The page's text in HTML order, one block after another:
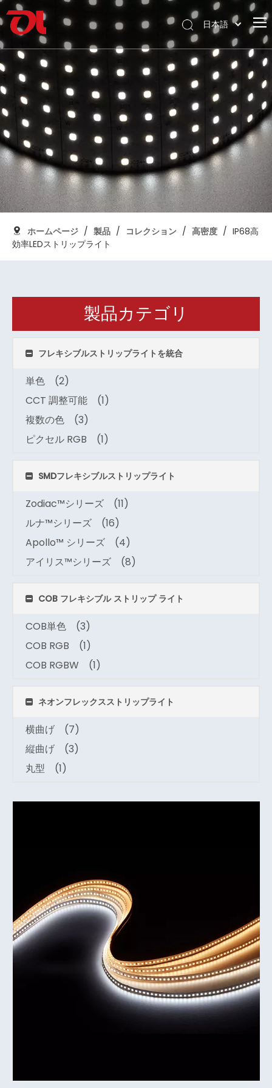
ホームページ
私たちに関しては
製品
応用
サポート
ダウンロード
ブログ
コンタクト
日本語
العربية
Français
Pусский
Español
Português
Deutsch
Italiano
한국어
Nederlands
ホームページ / 製品 / コレクション / 高密度 / IP68高
効率LEDストリップライト
製品カテゴリ
フレキシブルストリップライトを統合
単色
(2)
CCT 調整可能
(1)
複数の色
(3)
ピクセル RGB
(1)
SMDフレキシブルストリップライト
Zodiac™シリーズ
(11)
ルナ™シリーズ
(16)
Apollo™ シリーズ
(4)
アイリス™シリーズ
(8)
COB フレキシブル ストリップ ライト
COB単色
(3)
COB RGB
(1)
COB RGBW
(1)
ネオンフレックスストリップライト
横曲げ
(7)
縦曲げ
(3)
丸型
(1)